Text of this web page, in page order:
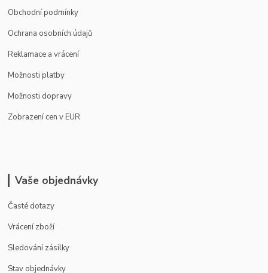
Obchodní podmínky
Ochrana osobních údajů
Reklamace a vrácení
Možnosti platby
Možnosti dopravy
Zobrazení cen v EUR
Vaše objednávky
Časté dotazy
Vrácení zboží
Sledování zásilky
Stav objednávky